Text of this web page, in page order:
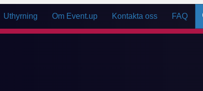
Uthyrning Om Event.up Kontakta oss FAQ